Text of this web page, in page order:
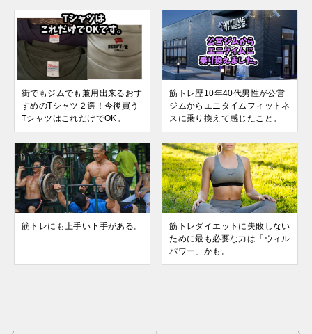
街でもジムでも兼用出来るおす
すめのTシャツ２選！今後買う
TシャツはこれだけでOK。
筋トレ歴10年40代男性が公営
ジムからエニタイムフィットネ
スに乗り換えて感じたこと。
筋トレにも上手い下手がある。
筋トレダイエットに失敗しない
ために最も必要な力は「ウィル
パワー」かも。